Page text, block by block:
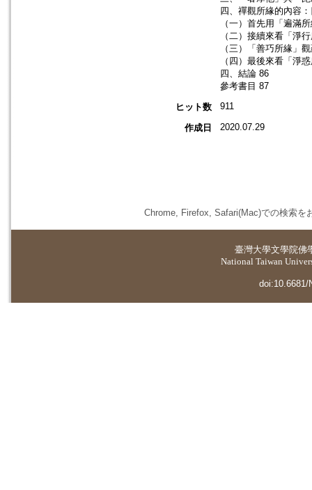
四、禪觀所緣的內容
（一）首先用「遍滿
（二）接續來看「淨
（三）「善巧所緣」
（四）最後來看「淨
四、結論 86
參考書目 87
ヒット数
911
作成日 2020.07.29
Chrome, Firefox, Safari(Mac)での検索を
臺灣大學文學院佛
National Taiwan
doi:10.6681/